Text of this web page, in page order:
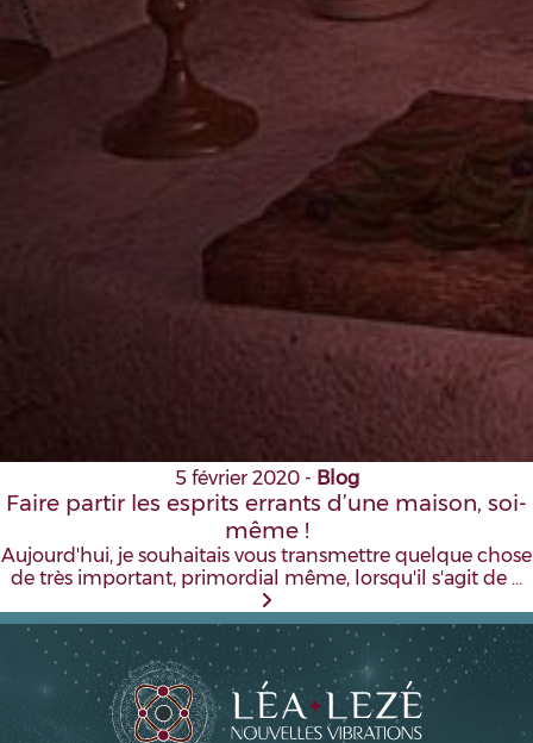
5 février 2020- Blog
Faire partir les esprits errants d’une maison, soi-
même !
Aujourd'hui, je souhaitais vous transmettre quelque chose
de très important, primordial même, lorsqu'il s'agit de …